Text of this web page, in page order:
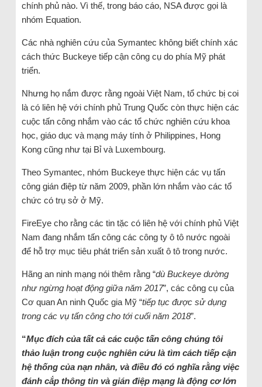
chính phủ nào. Vì thế, trong báo cáo, NSA được gọi là
nhóm Equation.
Các nhà nghiên cứu của Symantec không biết chính xác
cách thức Buckeye tiếp cận công cụ do phía Mỹ phát
triển.
Nhưng họ nắm được rằng ngoài Việt Nam, tổ chức bị coi
là có liên hệ với chính phủ Trung Quốc còn thực hiện các
cuộc tấn công nhắm vào các tổ chức nghiên cứu khoa
học, giáo dục và mạng máy tính ở Philippines, Hong
Kong cũng như tại Bỉ và Luxembourg.
Theo Symantec, nhóm Buckeye thực hiện các vụ tấn
công gián điệp từ năm 2009, phần lớn nhắm vào các tổ
chức có trụ sở ở Mỹ.
FireEye cho rằng các tin tặc có liên hệ với chính phủ Việt
Nam đang nhắm tấn công các công ty ô tô nước ngoài
để hỗ trợ mục tiêu phát triển sản xuất ô tô trong nước.
Hãng an ninh mạng nói thêm rằng “dù Buckeye dường
như ngừng hoạt động giữa năm 2017”, các công cụ của
Cơ quan An ninh Quốc gia Mỹ “tiếp tục được sử dụng
trong các vụ tấn công cho tới cuối năm 2018”.
“Mục đích của tất cả các cuộc tấn công chúng tôi
thảo luận trong cuộc nghiên cứu là tìm cách tiếp cận
hệ thống của nạn nhân, và điều đó có nghĩa rằng việc
đánh cắp thông tin và gián điệp mạng là động cơ lớn